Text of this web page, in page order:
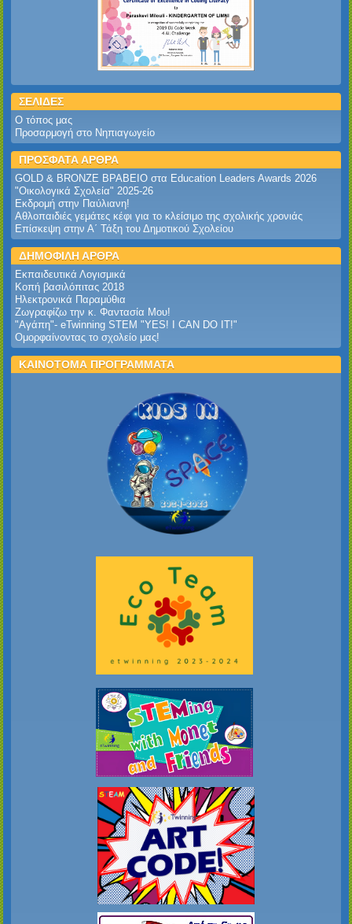
ΣΕΛΙΔΕΣ
Ο τόπος μας
Προσαρμογή στο Νηπιαγωγείο
ΠΡΟΣΦΑΤΑ ΑΡΘΡΑ
GOLD & BRONZE ΒΡΑΒΕΙΟ στα Education Leaders Awards 2026‎
‎"Οικολογικά Σχολεία" 2025-26‎
Εκδρομή στην Παύλιανη!‎
Αθλοπαιδιές γεμάτες κέφι για το κλείσιμο της σχολικής χρονιάς
Επίσκεψη στην Α΄ Τάξη του Δημοτικού Σχολείου
ΔΗΜΟΦΙΛΗ ΑΡΘΡΑ
Εκπαιδευτικά Λογισμικά
Κοπή βασιλόπιτας 2018
Ηλεκτρονικά Παραμύθια
Ζωγραφίζω την κ. Φαντασία Μου!
"Αγάπη"- eTwinning STEM "YES! I CAN DO IT!"
Ομορφαίνοντας το σχολείο μας!
ΚΑΙΝΟΤΟΜΑ ΠΡΟΓΡΑΜΜΑΤΑ